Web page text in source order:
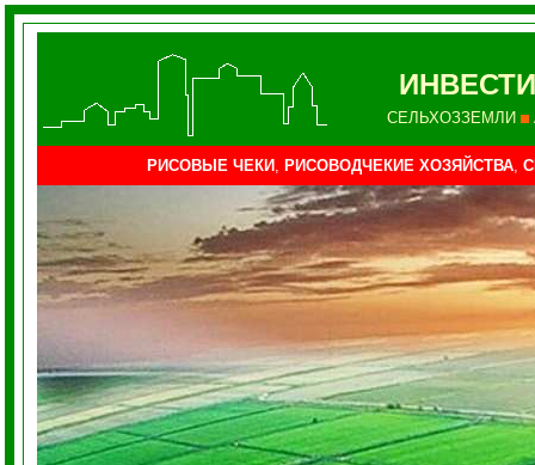
СЕЛЬХОЗЗЕМЛИ
РИСОВЫЕ ЧЕКИ , РИСОВОДЧЕКИЕ ХОЗЯЙСТВА,